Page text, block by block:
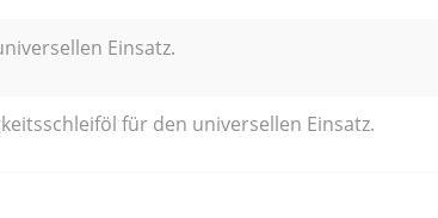
Einsatz.
für den universellen Einsatz.